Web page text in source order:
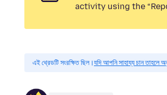
activity using the
এই থ্রেডটি সংরক্ষিত ছিল।যদি আপনি সাহায্য চান তাহলে